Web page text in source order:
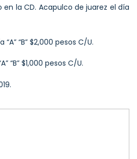
la CD. Acapulco de juarez el día
“B” $2,000 pesos C/U.
“B” $1,000 pesos C/U.